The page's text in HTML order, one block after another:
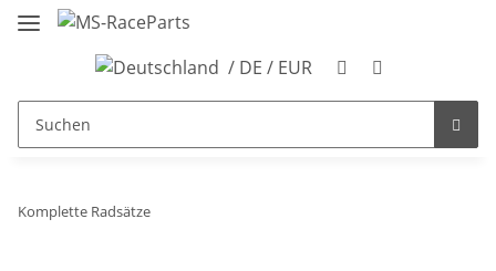
/ DE / EUR
Komplette Radsätze